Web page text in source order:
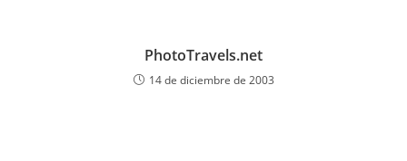
PhotoTravels.net
14 de diciembre de 2003